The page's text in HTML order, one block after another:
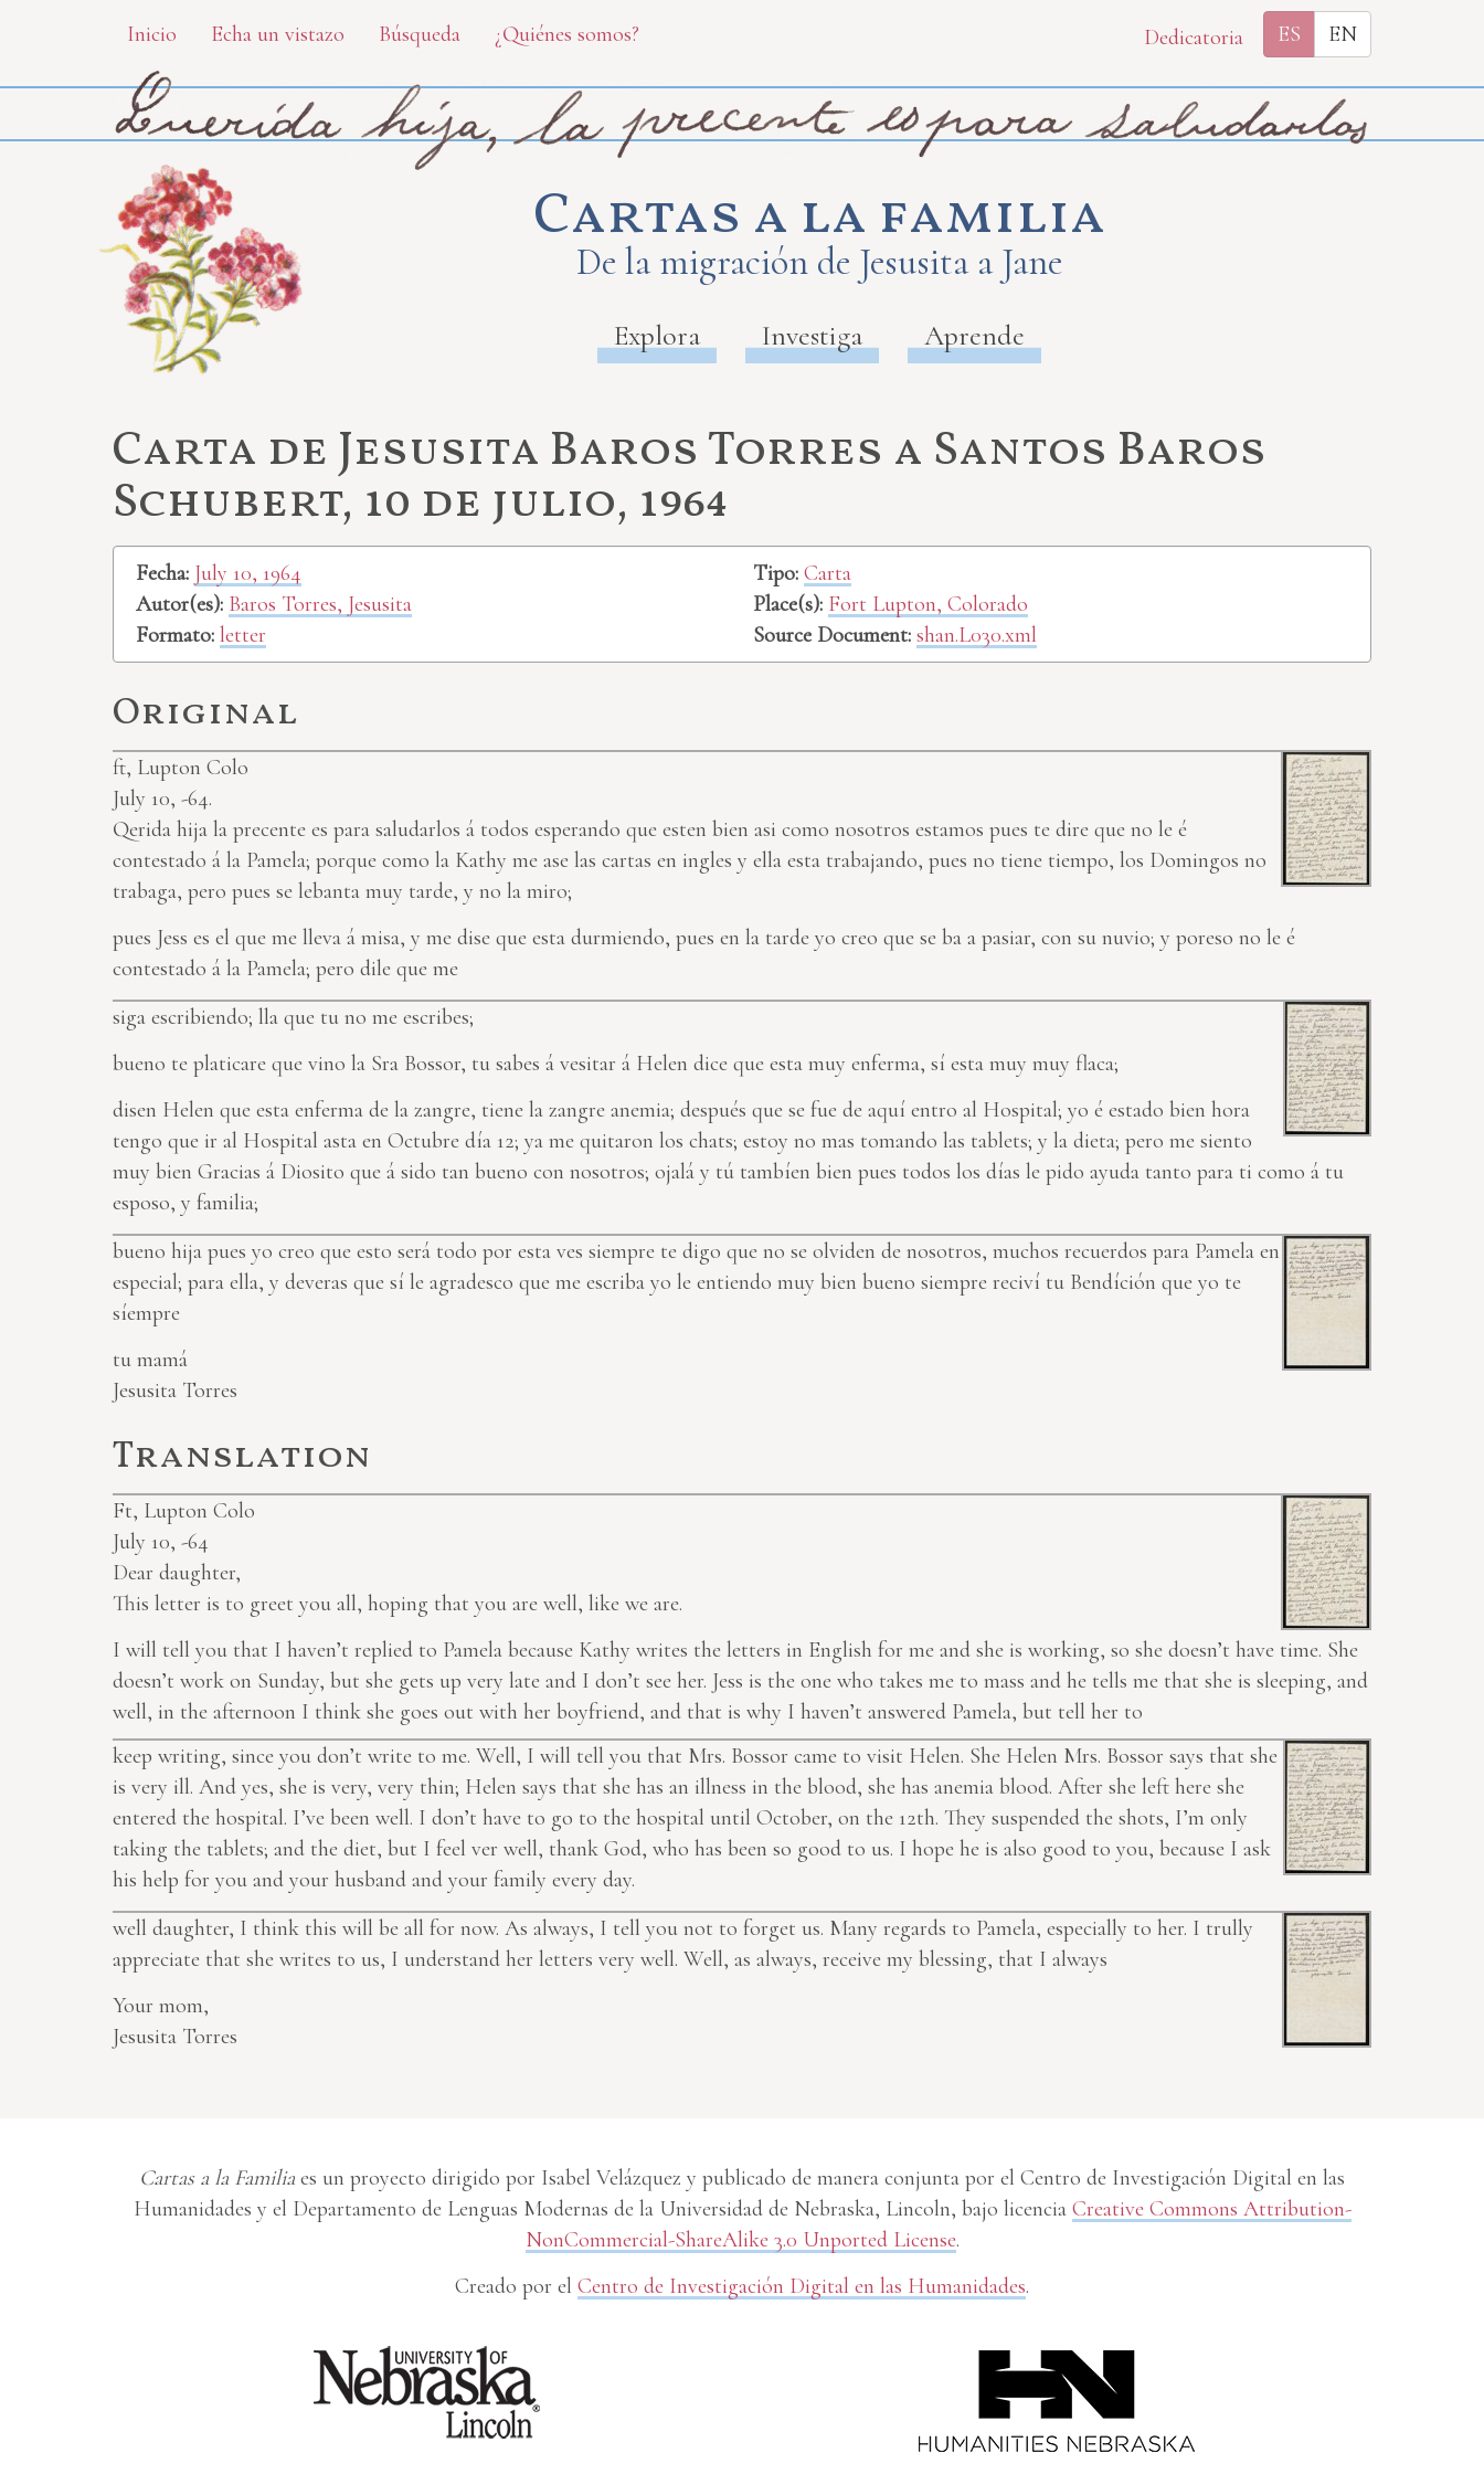
main
Inicio Echa un vistazo Búsqueda ¿Quiénes somos? Dedicatoria ES EN
Cartas a la familia
De la migración de Jesusita a Jane
Explora Investiga Aprende
Carta de Jesusita Baros Torres a Santos Baros
Schubert, 10 de julio, 1964
Fecha: July 10, 1964
Autor(es): Baros Torres, Jesusita
Formato: letter
Tipo: Carta
Place(s): Fort Lupton, Colorado
Source Document: shan.L030.xml
Original
ft, Lupton Colo
July 10, -64.
Qerida hija la precente es para saludarlos á todos esperando que esten bien asi como nosotros estamos pues te dire que no le é
contestado á la Pamela; porque como la Kathy me ase las cartas en ingles y ella esta trabajando, pues no tiene tiempo, los Domingos no
trabaga, pero pues se lebanta muy tarde, y no la miro;
pues Jess es el que me lleva á misa, y me dise que esta durmiendo, pues en la tarde yo creo que se ba a pasiar, con su nuvio; y poreso no le é
contestado á la Pamela; pero dile que me
siga escribiendo; lla que tu no me escribes;
bueno te platicare que vino la Sra Bossor, tu sabes á vesitar á Helen dice que esta muy enferma, sí esta muy muy flaca;
disen Helen que esta enferma de la zangre, tiene la zangre anemia; después que se fue de aquí entro al Hospital; yo é estado bien hora
tengo que ir al Hospital asta en Octubre día 12; ya me quitaron los chats; estoy no mas tomando las tablets; y la dieta; pero me siento
muy bien Gracias á Diosito que á sido tan bueno con nosotros; ojalá y tú tambíen bien pues todos los días le pido ayuda tanto para ti como á tu
esposo, y familia;
bueno hija pues yo creo que esto será todo por esta ves siempre te digo que no se olviden de nosotros, muchos recuerdos para Pamela en
especial; para ella, y deveras que sí le agradesco que me escriba yo le entiendo muy bien bueno siempre reciví tu Bendíción que yo te
síempre
tu mamá
Jesusita Torres
Translation
Ft, Lupton Colo
July 10, -64
Dear daughter,
This letter is to greet you all, hoping that you are well, like we are.
I will tell you that I haven’t replied to Pamela because Kathy writes the letters in English for me and she is working, so she doesn’t have time. She
doesn’t work on Sunday, but she gets up very late and I don’t see her. Jess is the one who takes me to mass and he tells me that she is sleeping, and
well, in the afternoon I think she goes out with her boyfriend, and that is why I haven’t answered Pamela, but tell her to
keep writing, since you don’t write to me. Well, I will tell you that Mrs. Bossor came to visit Helen. She Helen Mrs. Bossor says that she
is very ill. And yes, she is very, very thin; Helen says that she has an illness in the blood, she has anemia blood. After she left here she
entered the hospital. I’ve been well. I don’t have to go to the hospital until October, on the 12th. They suspended the shots, I’m only
taking the tablets; and the diet, but I feel ver well, thank God, who has been so good to us. I hope he is also good to you, because I ask
his help for you and your husband and your family every day.
well daughter, I think this will be all for now. As always, I tell you not to forget us. Many regards to Pamela, especially to her. I trully
appreciate that she writes to us, I understand her letters very well. Well, as always, receive my blessing, that I always
Your mom,
Jesusita Torres
Cartas a la Familiaes un proyecto dirigido por Isabel Velázquez y publicado de manera conjunta por el Centro de Investigación Digital en las
Humanidades y el Departamento de Lenguas Modernas de la Universidad de Nebraska, Lincoln, bajo licencia Creative Commons Attribution-
NonCommercial-ShareAlike 3.0 Unported License.
Creado por el Centro de Investigación Digital en las Humanidades.